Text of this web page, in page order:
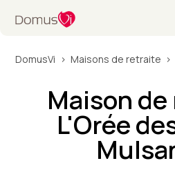
DomusVi Maisons de retraite
Maison
L'Orée